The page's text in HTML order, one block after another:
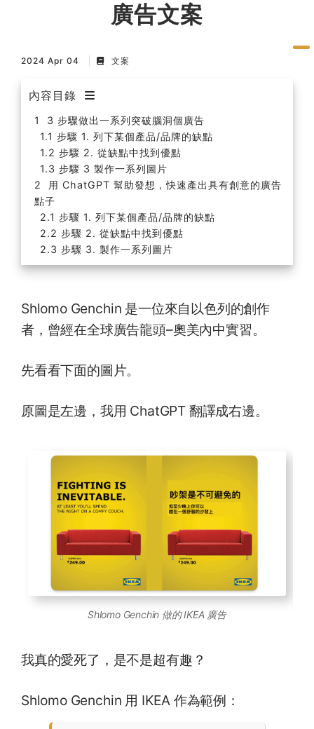
廣告文案
2024 Apr 04 文案
內容目錄
3 步驟做出一系列突破腦洞個廣告
步驟 1. 列下某個產品/品牌的缺點
步驟 2. 從缺點中找到優點
步驟 3 製作一系列圖片
用 ChatGPT 幫助發想，快速產出具有創意的廣告
點子
步驟 1. 列下某個產品/品牌的缺點
步驟 2. 從缺點中找到優點
步驟 3. 製作一系列圖片
Shlomo Genchin 是一位來自以色列的創作
者，曾經在全球廣告龍頭–奧美內中實習。
先看看下面的圖片。
原圖是左邊，我用 ChatGPT 翻譯成右邊。
Shlomo Genchin 做的 IKEA 廣告
我真的愛死了，是不是超有趣？
Shlomo Genchin 用 IKEA 作為範例：